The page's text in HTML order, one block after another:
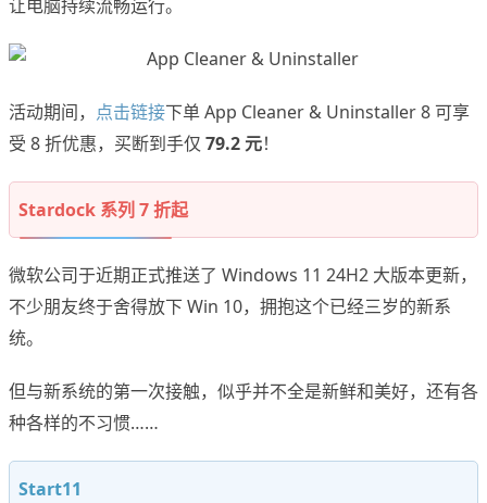
让电脑持续流畅运行。
活动期间， 点击链接下单 App Cleaner & Uninstaller 8 可享
受 8 折优惠，买断到手仅 79.2 元！
Stardock 系列 7 折起
微软公司于近期正式推送了 Windows 11 24H2 大版本更新，
不少朋友终于舍得放下 Win 10，拥抱这个已经三岁的新系
统。
但与新系统的第一次接触，似乎并不全是新鲜和美好，还有各
种各样的不习惯……
Start11